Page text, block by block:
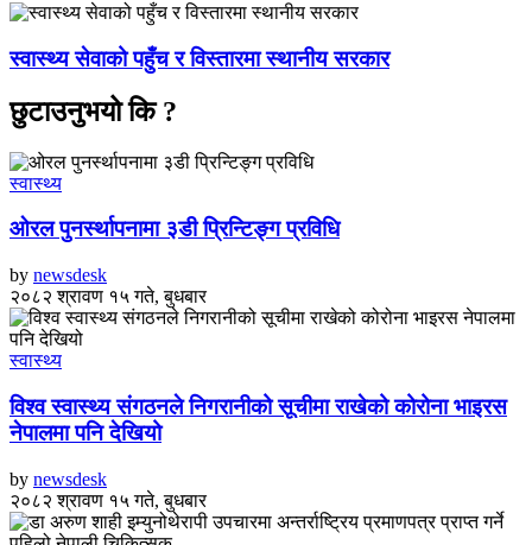
स्वास्थ्य सेवाको पहुँच र विस्तारमा स्थानीय सरकार
छुटाउनुभयो कि ?
स्वास्थ्य
ओरल पुनर्स्थापनामा ३डी प्रिन्टिङ्ग प्रविधि
by newsdesk
२०८२ श्रावण १५ गते, बुधबार
स्वास्थ्य
विश्व स्वास्थ्य संगठनले निगरानीको सूचीमा राखेको कोरोना भाइरस
नेपालमा पनि देखियो
by newsdesk
२०८२ श्रावण १५ गते, बुधबार